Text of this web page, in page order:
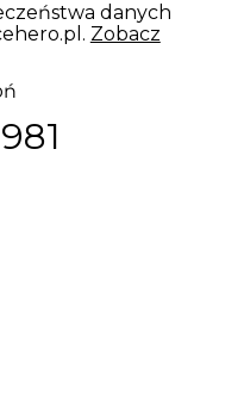
danych
Zobacz